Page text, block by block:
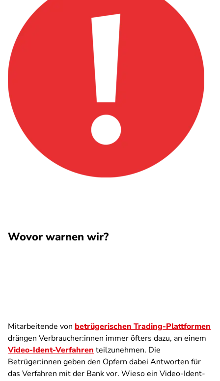
Wovor warnen wir?
Mitarbeitende von betrügerischen Trading-Plattformen
drängen Verbraucher:innen immer öfters dazu, an einem
Video-Ident-Verfahren teilzunehmen. Die
Betrüger:innen geben den Opfern dabei Antworten für
das Verfahren mit der Bank vor. Wieso ein Video-Ident-